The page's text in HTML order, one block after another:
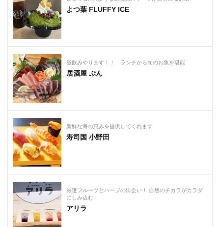
よつ葉 FLUFFY ICE
昼飲みやります！⁡！ ランチから旬のお魚を堪能
居酒屋 ぷん
新鮮な海の恵みを提供してくれます
寿司国 小野田
厳選フルーツとハーブの出会い！ 自然のチカラがカラダ
にしみ込む
アリラ